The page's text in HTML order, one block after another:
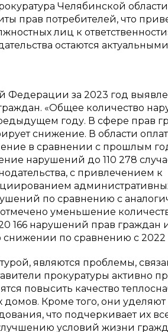
Челябинской
прав потребителей, что
лиц к
остаются
Федерации за 2023 год
«Общее количество
году. В сфере прав
снижение. В области
в сравнении с прошлым
нарушений до 110 278
с привлечением к
по сравнению с
уменьшение
166 нарушений прав граждан
снижении по сравнению с 2022
являются проблемы,
прокуратуры активно
повысить качество
Кроме того, они
что подчеркивает их
условий жизни